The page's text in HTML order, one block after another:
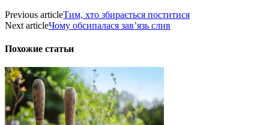
Previous articleТим, хто збирається поститися
Next articleЧому обсипалася зав’язь слив
Похожие статьи